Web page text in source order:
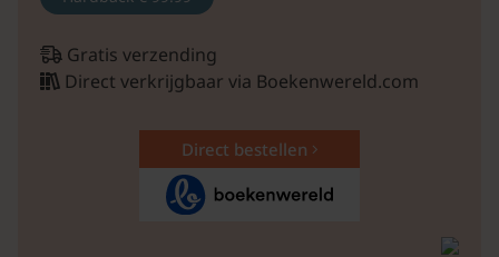
Gratis verzending
Direct verkrijgbaar via Boekenwereld.com
Direct bestellen